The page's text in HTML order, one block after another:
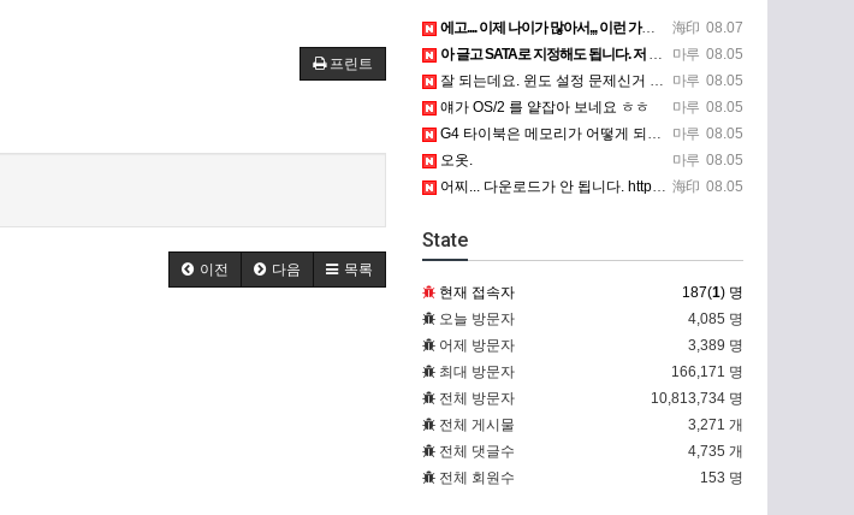
프린트
이전 다음 목록
海印 08.07
에고.... 이제 나이가 많아서,,, 이런 가상pc에 설치해보는 것도 귀찮군요.. ㅎㅎ 날씨도 덥고.....…
마루 08.05
아 글고 SATA로 지정해도 됩니다. 저 글 진짜 이상하네요. 옛날꺼 퍼와서 그런거 같은데요.
마루 08.05
잘 되는데요. 윈도 설정 문제신거 같은데. 크롬 브라우저나 파폭으로 해 보세요
마루 08.05
얘가 OS/2 를 얕잡아 보네요 ㅎㅎ
마루 08.05
G4 타이북은 메모리가 어떻게 되나요?
마루 08.05
오옷.
海印 08.05
어찌... 다운로드가 안 됩니다. https://www.oracle.com/kr/virtualization/…
State
현재 접속자 187(1) 명
오늘 방문자
4,085 명
어제 방문자
3,389 명
최대 방문자
166,171 명
전체 방문자
10,813,734 명
전체 게시물
3,271 개
전체 댓글수
4,735 개
전체 회원수
153 명